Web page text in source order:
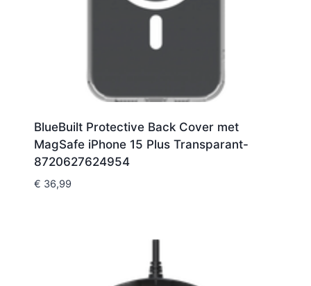
BlueBuilt Protective Back Cover met
MagSafe iPhone 15 Plus Transparant-
8720627624954
€ 36,99